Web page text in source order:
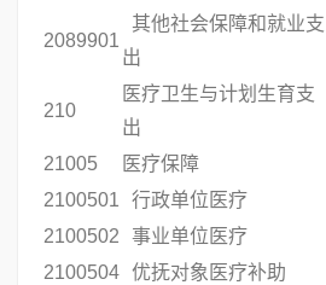
2089901
其他社会保障和就业支
出
210
医疗卫生与计划生育支
出
21005 医疗保障
2100501
行政单位医疗
2100502
事业单位医疗
2100504 优抚对象医疗补助